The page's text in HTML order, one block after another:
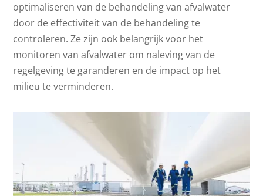
optimaliseren van de behandeling van afvalwater
door de effectiviteit van de behandeling te
controleren. Ze zijn ook belangrijk voor het
monitoren van afvalwater om naleving van de
regelgeving te garanderen en de impact op het
milieu te verminderen.